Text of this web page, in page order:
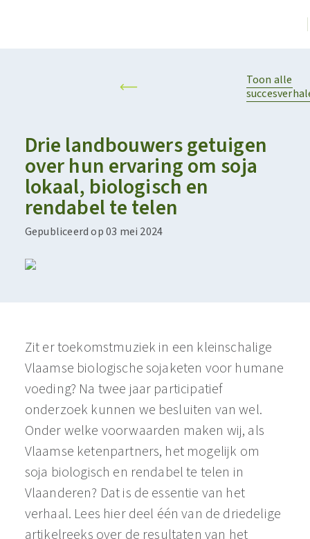
Toon alle
Drie landbouwers getuigen
over hun ervaring om soja
lokaal, biologisch en
rendabel te telen
Gepubliceerd op 03 mei 2024
​​​​​Zit er toekomstmuziek in een kleinschalige
Vlaamse biologische sojaketen voor humane
voeding? Na twee jaar participatief
onderzoek kunnen we besluiten van wel.
Onder welke voorwaarden maken wij, als
Vlaamse ketenpartners, het mogelijk om
soja biologisch en rendabel te telen in
Vlaanderen? Dat is de essentie van het
verhaal. Lees hier deel één van de driedelige
artikelreeks over de resultaten van het